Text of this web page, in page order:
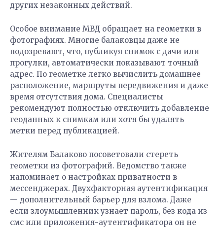
других незаконных действий.
Особое внимание МВД обращает на геометки в
фотографиях. Многие балаковцы даже не
подозревают, что, публикуя снимок с дачи или
прогулки, автоматически показывают точный
адрес. По геометке легко вычислить домашнее
расположение, маршруты передвижения и даже
время отсутствия дома. Специалисты
рекомендуют полностью отключить добавление
геоданных к снимкам или хотя бы удалять
метки перед публикацией.
Жителям Балаково посоветовали стереть
геометки из фотографий. Ведомство также
напоминает о настройках приватности в
мессенджерах. Двухфакторная аутентификация
— дополнительный барьер для взлома. Даже
если злоумышленник узнает пароль, без кода из
смс или приложения-аутентификатора он не